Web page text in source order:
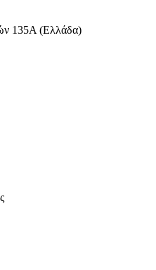
135Α (Ελλάδα)